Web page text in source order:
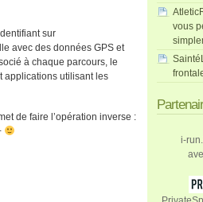
sur
avec des données GPS et
à chaque parcours, le
applications utilisant les
de faire l’opération inverse :
vous
i-